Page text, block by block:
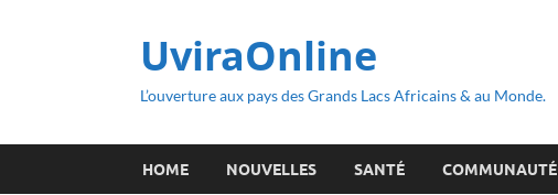
UviraOnline
L’ouverture aux pays des Grands Lacs Africains & au Monde.
HOME NOUVELLES SANTÉ COMMUNAUTÉ